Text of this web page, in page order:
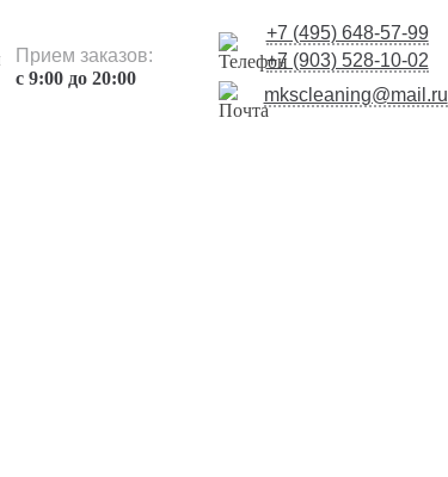
Прием заказов:
с 9:00 до 20:00
+7 (495) 648-57-99
+7 (903) 528-10-02
mkscleaning@mail.ru